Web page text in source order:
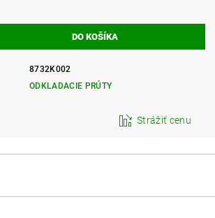
8732K002
ODKLADACIE PRÚTY
Strážiť cenu